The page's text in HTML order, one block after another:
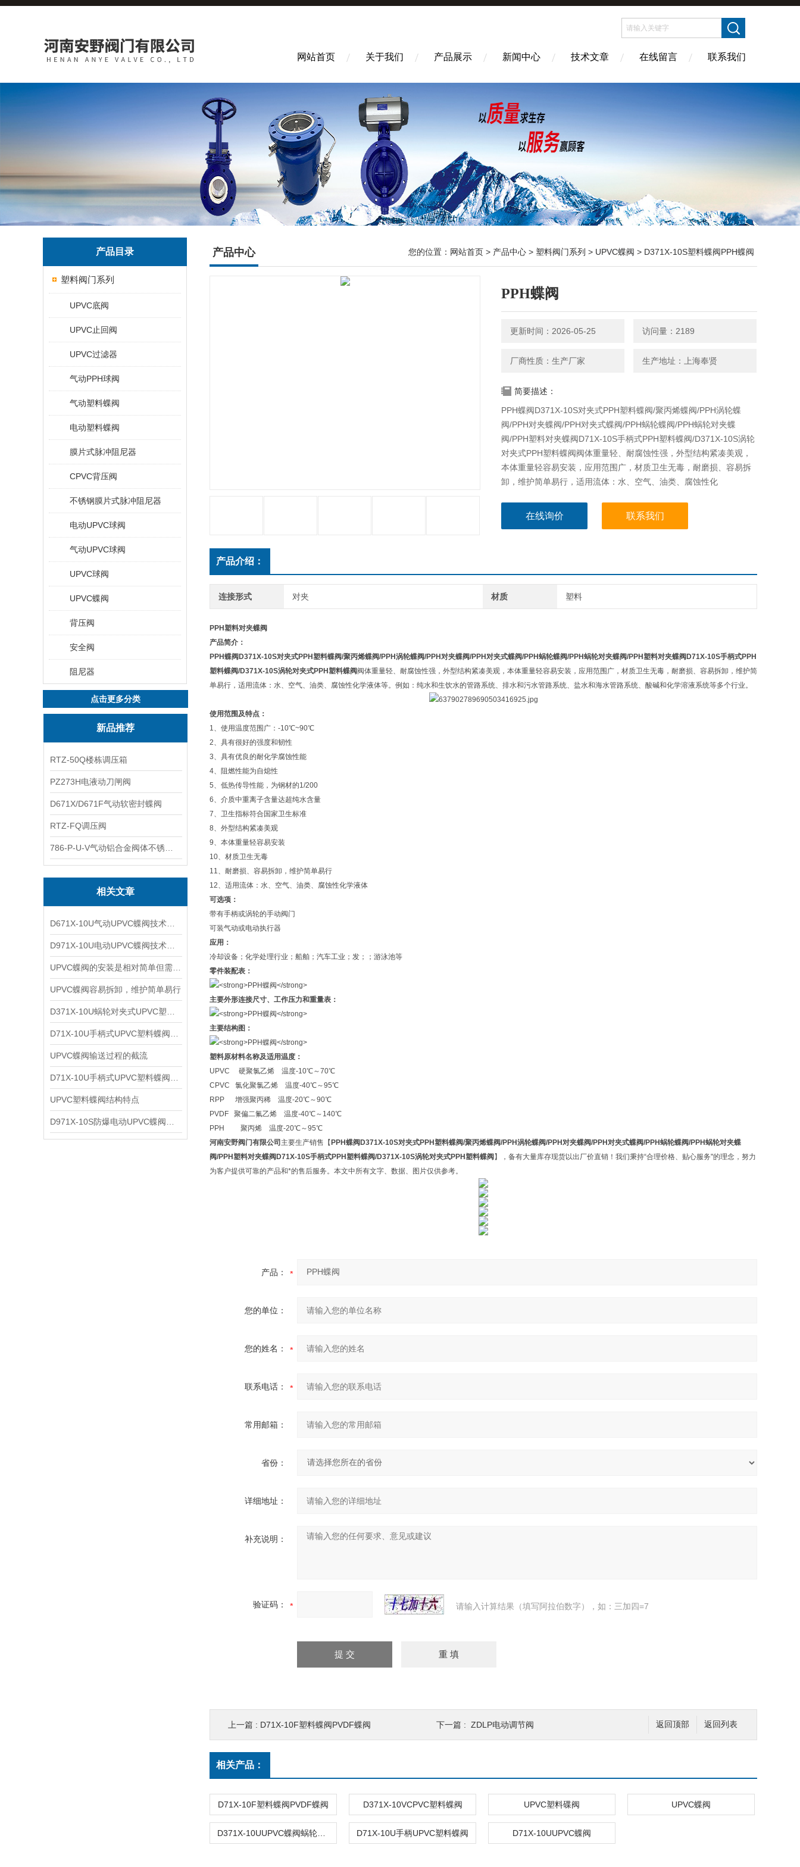
网站首页 关于我们 产品展示 新闻中心 技术文章 在线留言 联系我们
产品目录
塑料阀门系列
UPVC底阀
UPVC止回阀
UPVC过滤器
气动PPH球阀
气动塑料蝶阀
电动塑料蝶阀
膜片式脉冲阻尼器
CPVC背压阀
不锈钢膜片式脉冲阻尼器
电动UPVC球阀
气动UPVC球阀
UPVC球阀
UPVC蝶阀
背压阀
安全阀
阻尼器
点击更多分类
新品推荐
RTZ-50Q楼栋调压箱
PZ273H电液动刀闸阀
D671X/D671F气动软密封蝶阀
RTZ-FQ调压阀
相关文章
UPVC蝶阀容易拆卸，维护简单易行
UPVC蝶阀输送过程的截流
UPVC塑料蝶阀结构特点
产品中心 您的位置： 网站首页 > 产品中心 > 塑料阀门系列 > UPVC蝶阀 > D371X-10S塑料蝶阀PPH蝶阀
PPH蝶阀
更新时间：2026-05-25 访问量：2189
厂商性质：生产厂家 生产地址：上海奉贤
简要描述：
PPH蝶阀D371X-10S对夹式PPH塑料蝶阀/聚丙烯蝶阀/PPH涡轮蝶
阀/PPH对夹蝶阀/PPH对夹式蝶阀/PPH蜗轮蝶阀/PPH蜗轮对夹蝶
阀/PPH塑料对夹蝶阀D71X-10S手柄式PPH塑料蝶阀/D371X-10S涡轮
对夹式PPH塑料蝶阀阀体重量轻、耐腐蚀性强，外型结构紧凑美观，
本体重量轻容易安装，应用范围广，材质卫生无毒，耐磨损、容易拆
卸，维护简单易行，适用流体：水、空气、油类、腐蚀性化
在线询价 联系我们
产品介绍：
连接形式 对夹 材质 塑料
PPH塑料对夹蝶阀
产品简介：
PPH蝶阀 D371X-10S对夹式PPH塑料蝶阀/聚丙烯蝶阀/PPH涡轮蝶阀/PPH对夹蝶阀/PPH对夹式蝶阀/PPH蜗轮蝶阀/PPH蜗轮对夹蝶阀/PPH塑料对夹蝶阀D71X-10S手柄式PPH
塑料蝶阀/D371X-10S涡轮对夹式PPH塑料蝶阀 阀体重量轻、耐腐蚀性强，外型结构紧凑美观，本体重量轻容易安装，应用范围广，材质卫生无毒，耐磨损、容易拆卸，维护简
单易行，适用流体：水、空气、油类、腐蚀性化学液体等。例如：纯水和生饮水的管路系统、排水和污水管路系统、盐水和海水管路系统、酸碱和化学溶液系统等多个行业。
使用范围及特点：
1、使用温度范围广：-10℃~90℃
2、具有很好的强度和韧性
3、具有优良的耐化学腐蚀性能
4、阻燃性能为自熄性
5、低热传导性能，为钢材的1/200
6、介质中重离子含量达超纯水含量
7、卫生指标符合国家卫生标准
8、外型结构紧凑美观
9、本体重量轻容易安装
10、材质卫生无毒
11、耐磨损、容易拆卸，维护简单易行
12、适用流体：水、空气、油类、腐蚀性化学液体
可选项：
带有手柄或涡轮的手动阀门
可装气动或电动执行器
应用：
冷却设备；化学处理行业；船舶；汽车工业；发；；游泳池等
零件装配表：
主要外形连接尺寸、工作压力和重量表：
主要结构图：
塑料原材料名称及适用温度：
UPVC 硬聚氯乙烯 温度-10℃～70℃
CPVC 氯化聚氯乙烯 温度-40℃～95℃
RPP 增强聚丙稀 温度-20℃～90℃
PVDF 聚偏二氟乙烯 温度-40℃～140℃
PPH 聚丙烯 温度-20℃～95℃
河南安野阀门有限公司 主要生产销售【 PPH蝶阀 D371X-10S对夹式PPH塑料蝶阀/聚丙烯蝶阀/PPH涡轮蝶阀/PPH对夹蝶阀/PPH对夹式蝶阀/PPH蜗轮蝶阀/PPH蜗轮对夹蝶
阀/PPH塑料对夹蝶阀D71X-10S手柄式PPH塑料蝶阀/D371X-10S涡轮对夹式PPH塑料蝶阀 】，备有大量库存现货以出厂价直销！我们秉持“合理价格、贴心服务"的理念，努力
为客户提供可靠的产品和*的售后服务。本文中所有文字、数据、图片仅供参考。
产品：
您的单位：
您的姓名：
联系电话：
常用邮箱：
省份：
详细地址：
补充说明：
验证码： 请输入计算结果（填写阿拉伯数字），如：三加四=7
返回列表
返回顶部
上一篇 : D71X-10F塑料蝶阀PVDF蝶阀 下一篇 : ZDLP电动调节阀
相关产品：
D71X-10F塑料蝶阀PVDF蝶阀 D371X-10VCPVC塑料蝶阀 UPVC塑料碟阀 UPVC蝶阀
D71X-10U手柄UPVC塑料蝶阀 D71X-10UUPVC蝶阀